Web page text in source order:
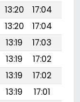
13:20 17:04
13:20 17:04
13:19 17:03
13:19 17:02
13:19 17:02
13:19 17:01